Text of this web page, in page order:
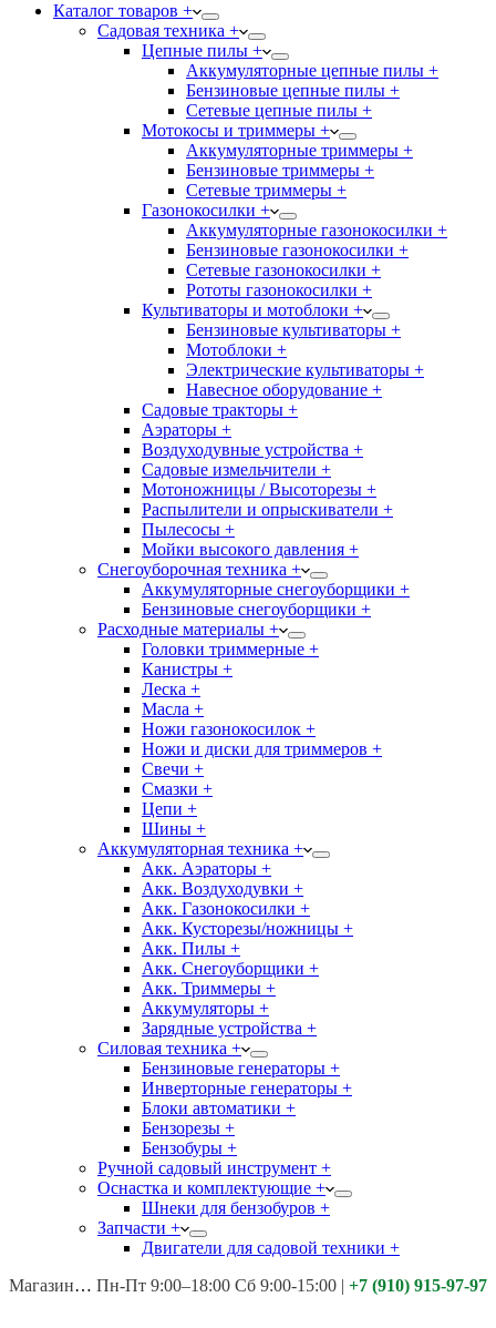
Каталог товаров +
Садовая техника +
Цепные пилы +
Аккумуляторные цепные пилы +
Бензиновые цепные пилы +
Сетевые цепные пилы +
Мотокосы и триммеры +
Аккумуляторные триммеры +
Бензиновые триммеры +
Сетевые триммеры +
Газонокосилки +
Аккумуляторные газонокосилки +
Бензиновые газонокосилки +
Сетевые газонокосилки +
Рототы газонокосилки +
Культиваторы и мотоблоки +
Бензиновые культиваторы +
Мотоблоки +
Электрические культиваторы +
Навесное оборудование +
Садовые тракторы +
Аэраторы +
Воздуходувные устройства +
Садовые измельчители +
Мотоножницы / Высоторезы +
Распылители и опрыскиватели +
Пылесосы +
Мойки высокого давления +
Снегоуборочная техника +
Аккумуляторные снегоуборщики +
Бензиновые снегоуборщики +
Расходные материалы +
Головки триммерные +
Канистры +
Леска +
Масла +
Ножи газонокосилок +
Ножи и диски для триммеров +
Свечи +
Смазки +
Цепи +
Шины +
Аккумуляторная техника +
Акк. Аэраторы +
Акк. Воздуходувки +
Акк. Газонокосилки +
Акк. Кусторезы/ножницы +
Акк. Пилы +
Акк. Снегоуборщики +
Акк. Триммеры +
Аккумуляторы +
Зарядные устройства +
Силовая техника +
Бензиновые генераторы +
Инверторные генераторы +
Блоки автоматики +
Бензорезы +
Бензобуры +
Ручной садовый инструмент +
Оснастка и комплектующие +
Шнеки для бензобуров +
Запчасти +
Двигатели для садовой техники +
Магазины: Калуга ул. Московская д.113
Пн-Пт 9:00–18:00 Сб 9:00-15:00 | +7 (910) 915-97-97